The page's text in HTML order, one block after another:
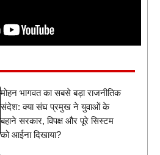
मोहन भागवत का सबसे बड़ा राजनीतिक
संदेश: क्या संघ प्रमुख ने युवाओं के
बहाने सरकार, विपक्ष और पूरे सिस्टम
को आईना दिखाया?